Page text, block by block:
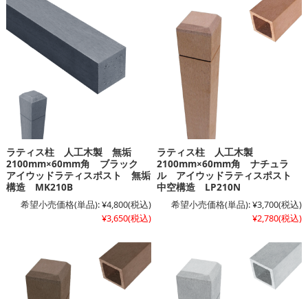
ラティス柱 人工木製 無垢
2100mm×60mm角 ブラック
アイウッドラティスポスト 無垢
構造 MK210B
希望小売価格(単品):¥4,800(税込)
¥3,650(税込)
ラティス柱 人工木製
2100mm×60mm角 ナチュラ
ル アイウッドラティスポスト
中空構造 LP210N
希望小売価格(単品):¥3,700(税込)
¥2,780(税込)